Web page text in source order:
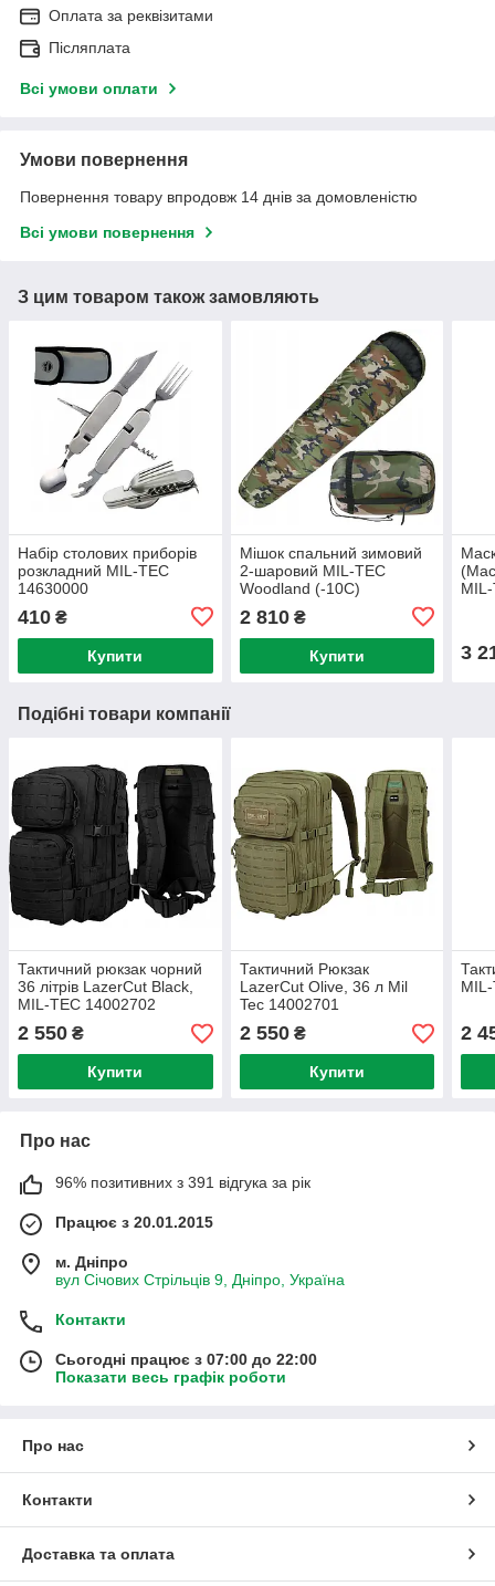
Оплата за реквізитами
Післяплата
Всі умови оплати
Умови повернення
Повернення товару впродовж 14 днів за домовленістю
Всі умови повернення
З цим товаром також замовляють
Набір столових приборів
розкладний MIL-TEC
14630000
410 ₴
Купити
Мішок спальний зимовий
2-шаровий MIL-TEC
Woodland (-10C)
2 810₴
Купити 3
Подібні товари компанії
Тактичний рюкзак чорний
36 літрів LazerCut Black,
MIL-TEC 14002702
2 550 ₴
Купити
Тактичний Рюкзак
LazerCut Olive, 36 л Mil
Tec 14002701
2 550₴
Купити
2
Про нас
96% позитивних з 391 відгука за рік
Працює з 20.01.2015
м. Дніпро
вул Січових Стрільців 9, Дніпро, Україна
Контакти
Сьогодні працює з 07:00 до 22:00
Показати весь графік роботи
Про нас
Контакти
Доставка та оплата